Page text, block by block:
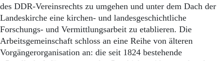
des DDR-Vereinsrechts zu umgehen und unter dem Dach der
Landeskirche eine kirchen- und landesgeschichtliche
Forschungs- und Vermittlungsarbeit zu etablieren. Die
Arbeitsgemeinschaft schloss an eine Reihe von älteren
Vorgängerorganisation an: die seit 1824 bestehende